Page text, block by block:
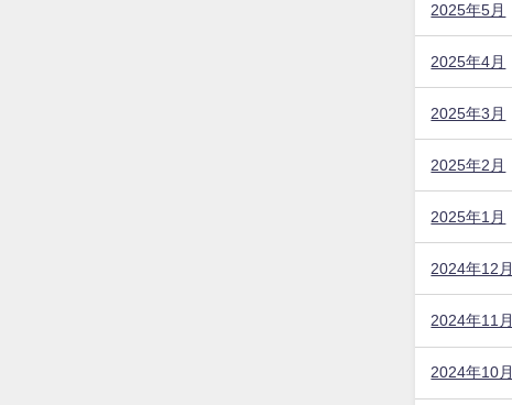
2025年5月
2025年4月
2025年3月
2025年2月
2025年1月
2024年12月
2024年11月
2024年10月